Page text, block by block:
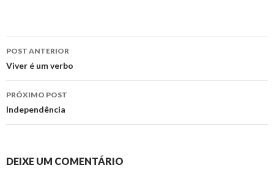
Navegação
de
posts
POST ANTERIOR
Viver é um verbo
PRÓXIMO POST
Independência
DEIXE UM COMENTÁRIO